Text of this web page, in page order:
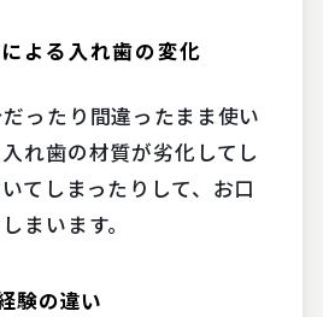
よる入れ歯の変化
ったり間違ったまま使い
れ歯の材質が劣化してし
てしまったりして、お口
まいます。
験の違い